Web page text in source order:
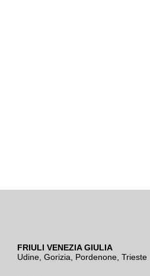
FRIULI VENEZIA GIULIA
Udine Gorizia Pordenone Trieste